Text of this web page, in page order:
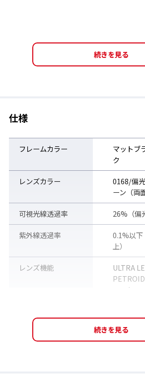
ULTRA LENS for FISHING の特長
水面下のコンディションが強調されて見え
アクションが可能に。
■ 一日中ストレスフリー
レンズ濃度は朝焼けから薄暮、日向から日
う設計で、フレームと相まって一日中装着
■ 偏光機能＋高視認
日本に多い薄いグリーン系の水質ではその
ることに加え、ルアー等の疑似餌のコント
仕様
フレームカラー
マットブ
ク
レンズカラー
0168/偏
ーン（両
可視光線透過率 26%（偏
紫外線透過率
0.1%以下
上）
レンズ機能
ULTRA
コート
高さ